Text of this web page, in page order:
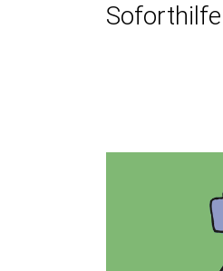
Hier wird
Soforthilfe